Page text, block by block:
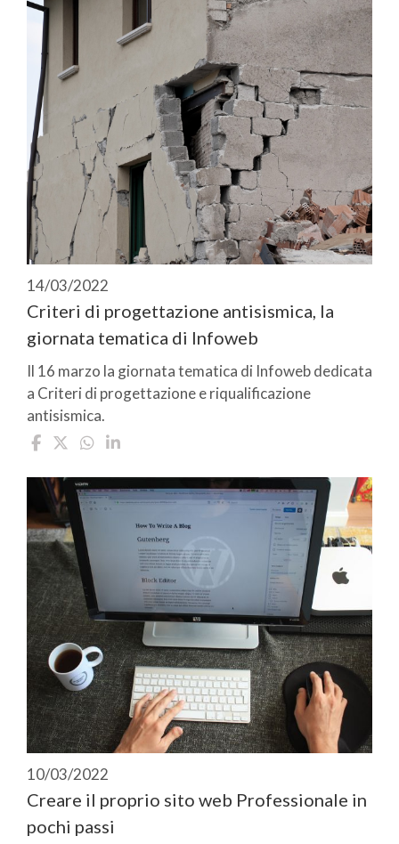
14/03/2022
Criteri di progettazione antisismica, la
giornata tematica di Infoweb
Il 16 marzo la giornata tematica di Infoweb dedicata
a Criteri di progettazione e riqualificazione
antisismica.
10/03/2022
Creare il proprio sito web Professionale in
pochi passi